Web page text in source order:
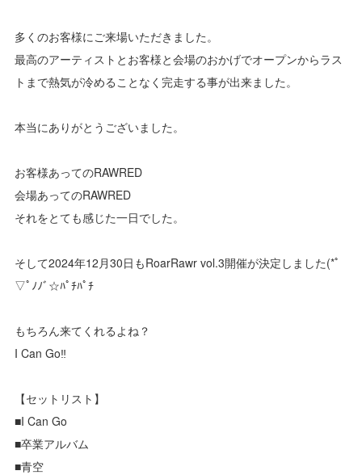
多くのお客様にご来場いただきました。
最高のアーティストとお客様と会場のおかげでオープンからラス
トまで熱気が冷めることなく完走する事が出来ました。
本当にありがとうございました。
お客様あってのRAWRED
会場あってのRAWRED
それをとても感じた一日でした。
そして2024年12月30日もRoarRawr vol.3開催が決定しました(*ﾟ
▽ﾟﾉﾉﾞ☆ﾊﾟﾁﾊﾟﾁ
もちろん来てくれるよね？
I Can Go‼️
【セットリスト】
■I Can Go
■卒業アルバム
■青空